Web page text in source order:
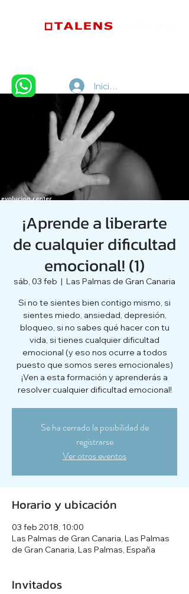
Iniciar sesión
¡Aprende a liberarte
de cualquier dificultad
emocional! (1)
sáb, 03 feb
  |
Las Palmas de Gran Canaria
Si no te sientes bien contigo mismo, si
sientes miedo, ansiedad, depresión,
bloqueo, si no sabes qué hacer con tu
vida, si tienes cualquier dificultad
emocional (y eso nos ocurre a todos
puesto que somos seres emocionales)
¡Ven a esta formación y aprenderás a
resolver cualquier dificultad emocional!
Se ha cerrado la posibilidad de
registrarse
Ver otros eventos
Horario y ubicación
03 feb 2018, 10:00
Las Palmas de Gran Canaria, Las Palmas
de Gran Canaria, Las Palmas, España
Invitados